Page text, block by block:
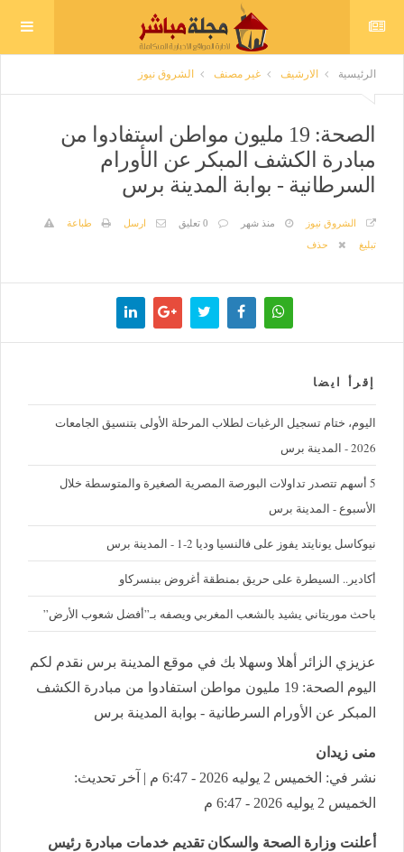
الرئيسية الارشيف غير مصنف الشروق نيوز
الصحة: 19 مليون مواطن استفادوا من
مبادرة الكشف المبكر عن الأورام
السرطانية - بوابة المدينة برس
الشروق نيوز منذ شهر 0 تعليق ارسل
طباعة
تبليغ
حذف
إقرأ ايضا
اليوم، ختام تسجيل الرغبات لطلاب المرحلة الأولى بتنسيق الجامعات
2026 - المدينة برس
5 أسهم تتصدر تداولات البورصة المصرية الصغيرة والمتوسطة خلال
الأسبوع - المدينة برس
نيوكاسل يونايتد يفوز على فالنسيا وديا 2-1 - المدينة برس
أكادير.. السيطرة على حريق بمنطقة أغروض ببنسركاو
باحث موريتاني يشيد بالشعب المغربي ويصفه بـ”أفضل شعوب الأرض”
عزيزي الزائر أهلا وسهلا بك في موقع المدينة برس نقدم لكم
اليوم الصحة: 19 مليون مواطن استفادوا من مبادرة الكشف
المبكر عن الأورام السرطانية - بوابة المدينة برس
منى زيدان
نشر في: الخميس 2 يوليه 2026 - 6:47 م | آخر تحديث:
الخميس 2 يوليه 2026 - 6:47 م
أعلنت وزارة الصحة والسكان تقديم خدمات مبادرة رئيس